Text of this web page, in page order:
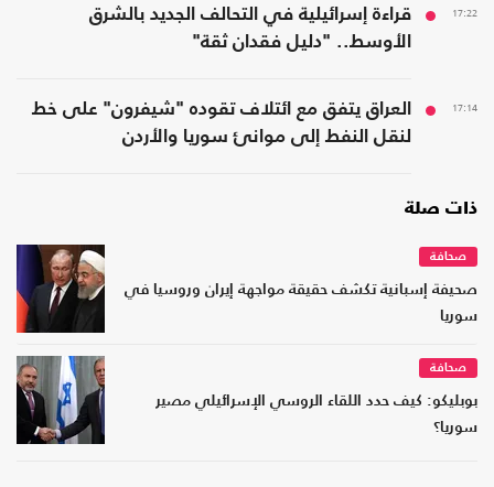
17:22
قراءة إسرائيلية في التحالف الجديد بالشرق
الأوسط.. "دليل فقدان ثقة"
17:14
العراق يتفق مع ائتلاف تقوده "شيفرون" على خط
لنقل النفط إلى موانئ سوريا والأردن
ذات صلة
صحافة
صحيفة إسبانية تكشف حقيقة مواجهة إيران وروسيا في
سوريا
صحافة
بوبليكو: كيف حدد اللقاء الروسي الإسرائيلي مصير
سوريا؟